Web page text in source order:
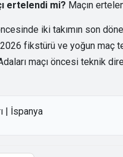
ertelendi mi? Maçın
iki takımın son
2026 fikstürü ve yoğun
maçı öncesi teknik
İspanya